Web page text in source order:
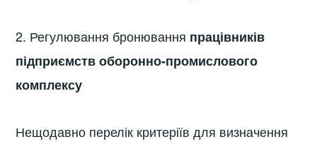
2. Регулювання бронювання працівників
підприємств оборонно-промислового
комплексу
Нещодавно перелік критеріїв для визначення